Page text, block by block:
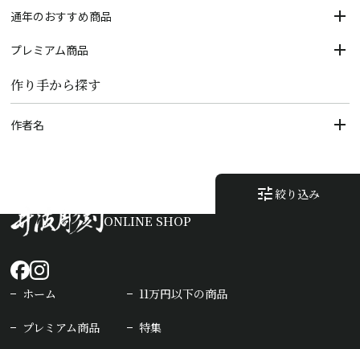
通年のおすすめ商品
プレミアム商品
作り手から探す
作者名
tune絞り込み
ONLINE SHOP
ホーム 11万円以下の商品
プレミアム商品 特集